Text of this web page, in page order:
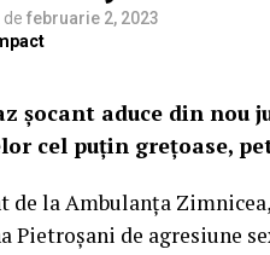
de februarie 2, 2023
șocant aduce din
cel puțin grețoase,
de la Ambulanța
Pietroșani de agresiune